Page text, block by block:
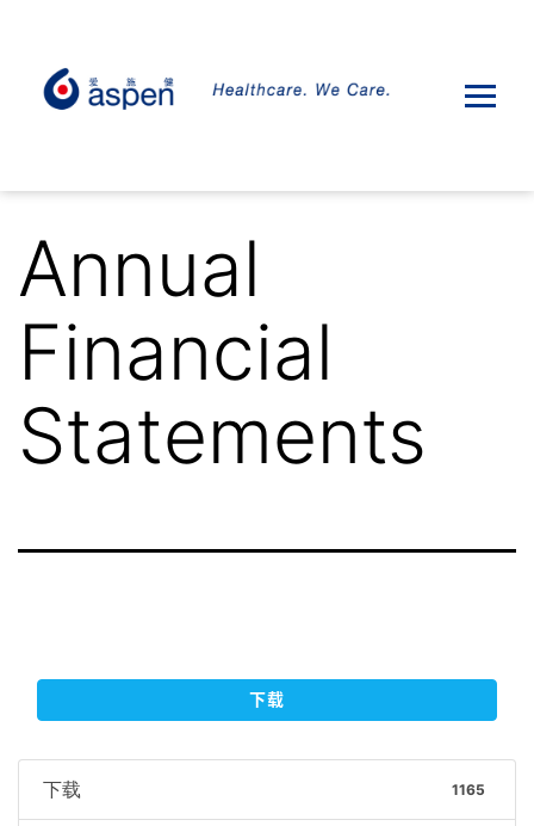
Annual
Financial
Statements
下载
下载 1165